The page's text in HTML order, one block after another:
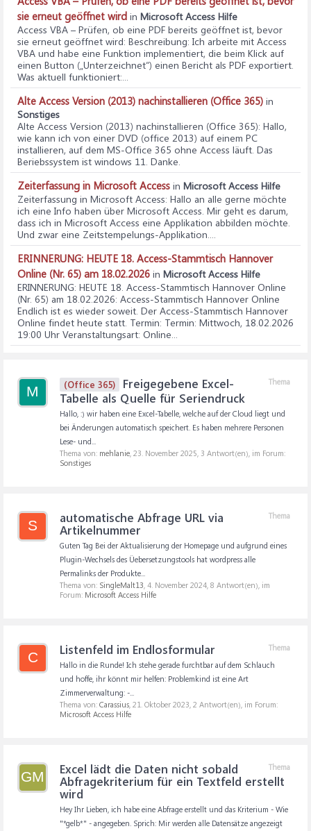
sie erneut geöffnet wird in Microsoft Access Hilfe
Access VBA – Prüfen, ob eine PDF bereits geöffnet ist, bevor
sie erneut geöffnet wird: Beschreibung: Ich arbeite mit Access
VBA und habe eine Funktion implementiert, die beim Klick auf
einen Button („Unterzeichnet“) einen Bericht als PDF exportiert.
Was aktuell funktioniert:...
Alte Access Version (2013) nachinstallieren (Office 365) in
Sonstiges
Alte Access Version (2013) nachinstallieren (Office 365): Hallo,
wie kann ich von einer DVD (office 2013) auf einem PC
installieren, auf dem MS-Office 365 ohne Access läuft. Das
Beriebssystem ist windows 11. Danke.
Zeiterfassung in Microsoft Access in Microsoft Access Hilfe
Zeiterfassung in Microsoft Access: Hallo an alle gerne möchte
ich eine Info haben über Microsoft Access. Mir geht es darum,
dass ich in Microsoft Access eine Applikation abbilden möchte.
Und zwar eine Zeitstempelungs-Applikation....
ERINNERUNG: HEUTE 18. Access-Stammtisch Hannover
Online (Nr. 65) am 18.02.2026 in Microsoft Access Hilfe
ERINNERUNG: HEUTE 18. Access-Stammtisch Hannover Online
(Nr. 65) am 18.02.2026: Access-Stammtisch Hannover Online
Endlich ist es wieder soweit. Der Access-Stammtisch Hannover
Online findet heute statt. Termin: Termin: Mittwoch, 18.02.2026
19:00 Uhr Veranstaltungsart: Online...
M
Thema
(Office 365)
Freigegebene Excel-
Tabelle als Quelle für Seriendruck
Hallo, :) wir haben eine Excel-Tabelle, welche auf der Cloud liegt und
bei Änderungen automatisch speichert. Es haben mehrere Personen
Lese- und...
Thema von: mehlanie, 23. November 2025, 3 Antwort(en), im Forum:
Sonstiges
S
Thema
automatische Abfrage URL via
Artikelnummer
Guten Tag Bei der Aktualisierung der Homepage und aufgrund eines
Plugin-Wechsels des Üebersetzungstools hat wordpress alle
Permalinks der Produkte...
Thema von: SingleMalt13, 4. November 2024, 8 Antwort(en), im
Forum: Microsoft Access Hilfe
C
Thema
Listenfeld im Endlosformular
Hallo in die Runde! Ich stehe gerade furchtbar auf dem Schlauch
und hoffe, ihr könnt mir helfen: Problemkind ist eine Art
Zimmerverwaltung: -...
Thema von: Carassius, 21. Oktober 2023, 2 Antwort(en), im Forum:
Microsoft Access Hilfe
GM
Thema
Excel lädt die Daten nicht sobald
Abfragekriterium für ein Textfeld erstellt
wird
Hey Ihr Lieben, ich habe eine Abfrage erstellt und das Kriterium - Wie
"*gelb*" - angegeben. Sprich: Mir werden alle Datensätze angezeigt